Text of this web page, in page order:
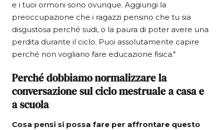
e i tuoi ormoni sono ovunque. Aggiungi la
preoccupazione che i ragazzi pensino che tu sia
disgustosa perché sudi, o la paura di poter avere una
perdita durante il ciclo. Puoi assolutamente capire
perché non vogliano fare educazione fisica."
Perché dobbiamo normalizzare la
conversazione sul ciclo mestruale a casa e
a scuola
Cosa pensi si possa fare per affrontare questo